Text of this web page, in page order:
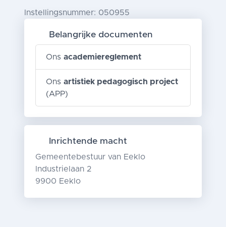
Instellingsnummer: 050955
Belangrijke documenten
Ons academiereglement
Ons artistiek pedagogisch project
(APP)
Inrichtende macht
Gemeentebestuur van Eeklo
Industrielaan 2
9900 Eeklo